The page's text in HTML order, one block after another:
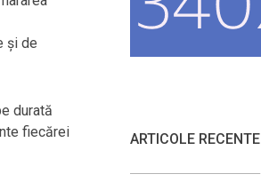
și de
durată
fiecărei
ARTICOLE RECENTE